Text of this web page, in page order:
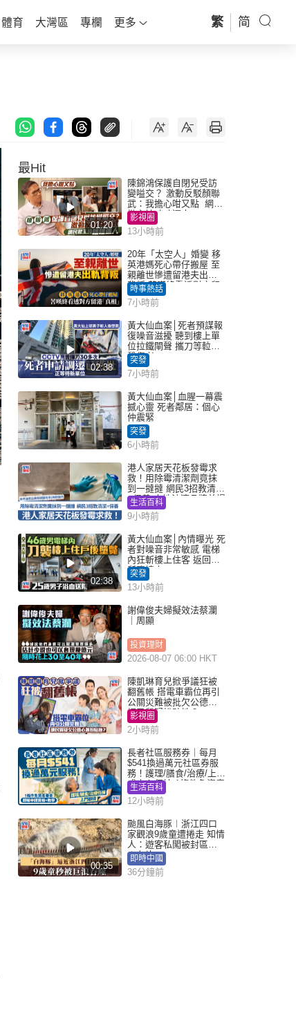
體育 大灣區 專欄 更多 繁 简
最Hit
01:20
陳錦鴻保護自閉兒受訪
變嗌交？ 激動反駁顏聯
武：我擔心咁又點 網民
批主持咄咄逼人
影視圈
13小時前
20年「太空人」婚變 移
英港媽死心帶仔搬屋 至
親離世慘遭留港夫出軌
背叛 苦嘆終看透對方留
港「真相」｜Juicy叮
時事熱話
7小時前
02:38
黃大仙血案│死者預謀報
復噪音滋擾 聽到樓上單
位拉鐵閘聲 攜刀等𨋢伏
擊傷者
突發
7小時前
黃大仙血案│血腥一幕震
撼心靈 死者鄰居：個心
仲震緊
突發
6小時前
港人家居天花板發霉求
救！用除霉清潔劑竟抹
到一撻撻 網民3招教清潔
+保養 本地油漆品牌曾提
醒勿用1物防變色
生活百科
9小時前
02:38
黃大仙血案│內情曝光 死
者對噪音非常敏感 電梯
內狂斬樓上住客 返回住
所墮樓亡
突發
13小時前
謝偉俊夫婦擬效法蔡瀾
｜周顯
投資理財
2026-08-07 06:00 HKT
陳凱琳育兒掀爭議狂被
翻舊帳 搭電車霸位再引
公關災難被批欠公德心
網民質疑扮貼地？
影視圈
2小時前
長者社區服務券｜每月
$541換過萬元社區券服
務！護理/膳食/治療/上門
或中心任揀 1條件免資產
審查（附申請資格及教
學）
生活百科
12小時前
00:35
颱風白海豚︱浙江四口
家觀浪9歲童遭捲走 知情
人：遊客私闖被封區域
︱有片
即時中國
36分鐘前